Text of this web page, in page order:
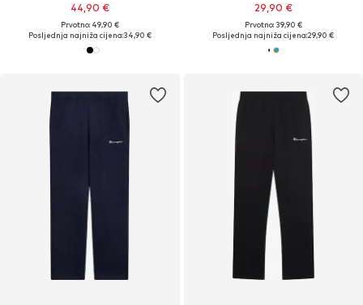
44,90 €
Prvotno: 49,90 €
Posljednja najniža cijena:34,90 €
29,90 €
Prvotno: 39,90 €
Posljednja najniža cijena:29,90 €